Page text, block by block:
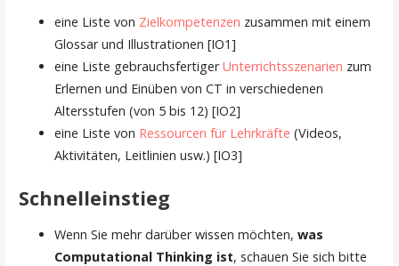
eine Liste von Zielkompetenzen zusammen mit einem
Glossar und Illustrationen [IO1]
eine Liste gebrauchsfertigerUnterrichtsszenarien zum
Erlernen und Einüben von CT in verschiedenen
Altersstufen (von 5 bis 12) [IO2]
eine Liste von Ressourcen für Lehrkräfte (Videos,
Aktivitäten, Leitlinien usw.) [IO3]
Schnelleinstieg
Wenn Sie mehr darüber wissen möchten, was
Computational Thinking ist, schauen Sie sich bitte